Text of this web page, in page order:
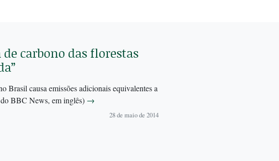
carbono das florestas
Brasil causa emissões adicionais equivalentes a
BBC News, em inglês) →
28 de maio de 2014